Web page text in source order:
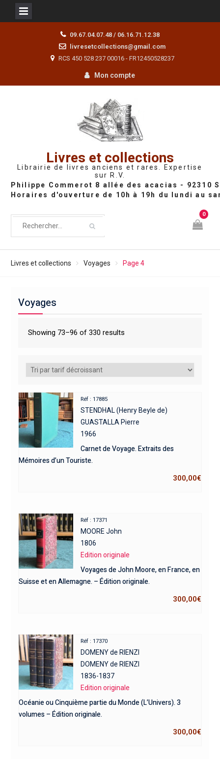
09.67.04.07.48 / 06.16.71.12.38
livresetcollections@gmail.com
RCS 450 528 237 00016 - FR12450528237
Mon compte
Livres et collections
Librairie de livres anciens et rares. Expertise
sur R.V.
0
Livres et collections Voyages Page 4
Voyages
Showing 73–96 of 330 results
Réf : 17885
STENDHAL (Henry Beyle de)
GUASTALLA Pierre
1966
Carnet de Voyage. Extraits des
Mémoires d’un Touriste.
300,00€
Réf : 17371
MOORE John
1806
Edition originale
Voyages de John Moore, en France, en
Suisse et en Allemagne. – Édition originale.
300,00€
Réf : 17370
DOMENY de RIENZI
DOMENY de RIENZI
1836-1837
Edition originale
Océanie ou Cinquième partie du Monde (L’Univers). 3
volumes – Édition originale.
300,00€